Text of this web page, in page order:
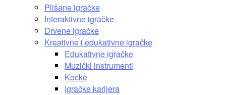
Plišane igračke
Interaktivne igračke
Drvene igračke
Kreativne i edukativne igračke
Edukativne igračke
Muzički instrumenti
Kocke
Igračke karijera